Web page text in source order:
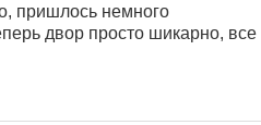
пришлось немного
двор просто шикарно, все